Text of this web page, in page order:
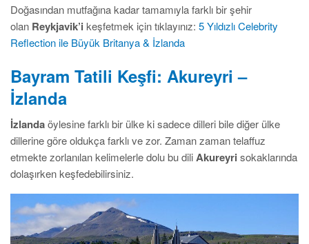
Doğasından mutfağına kadar tamamıyla farklı bir şehir
olan Reykjavik’i keşfetmek için tıklayınız: 5 Yıldızlı Celebrity
Reflection ile Büyük Britanya & İzlanda
Bayram Tatili Keşfi: Akureyri –
İzlanda
İzlandaöylesine farklı bir ülke ki sadece dilleri bile diğer ülke
dillerine göre oldukça farklı ve zor. Zaman zaman telaffuz
etmekte zorlanılan kelimelerle dolu bu diliAkureyri sokaklarında
dolaşırken keşfedebilirsiniz.